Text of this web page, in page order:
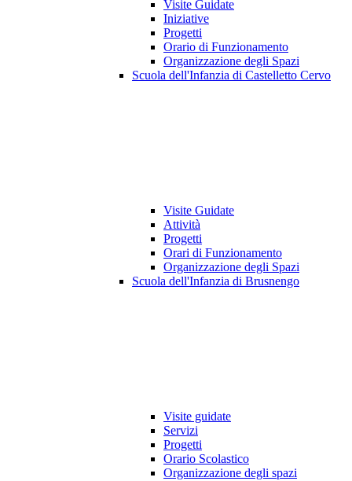
Visite Guidate
Iniziative
Progetti
Orario di Funzionamento
Organizzazione degli Spazi
Scuola dell'Infanzia di Castelletto Cervo
Visite Guidate
Attività
Progetti
Orari di Funzionamento
Organizzazione degli Spazi
Scuola dell'Infanzia di Brusnengo
Visite guidate
Servizi
Progetti
Orario Scolastico
Organizzazione degli spazi